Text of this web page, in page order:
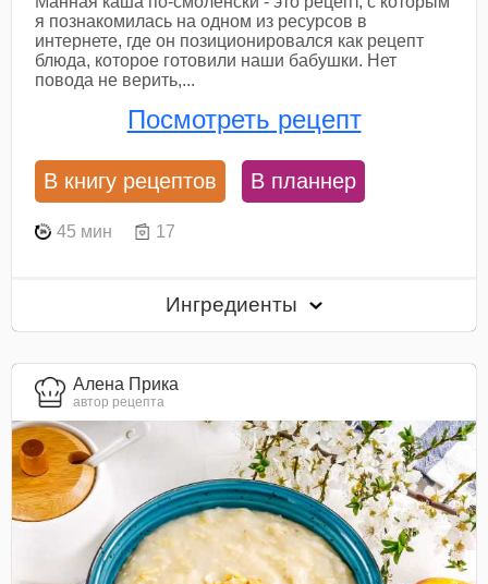
я познакомилась на одном из ресурсов в
интернете, где он позиционировался как рецепт
блюда, которое готовили наши бабушки. Нет
повода не верить,...
Посмотреть рецепт
В книгу рецептов В планнер
45 мин 17
Ингредиенты
Алена Прика
автор рецепта